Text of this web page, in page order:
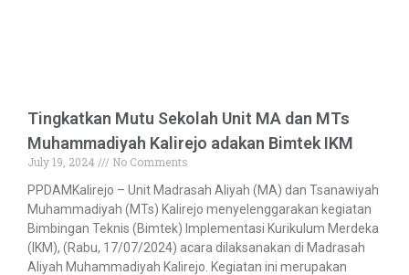
Tingkatkan Mutu Sekolah Unit MA dan MTs
Muhammadiyah Kalirejo adakan Bimtek IKM
July 19, 2024
No Comments
PPDAMKalirejo – Unit Madrasah Aliyah (MA) dan Tsanawiyah
Muhammadiyah (MTs) Kalirejo menyelenggarakan kegiatan
Bimbingan Teknis (Bimtek) Implementasi Kurikulum Merdeka
(IKM), (Rabu, 17/07/2024) acara dilaksanakan di Madrasah
Aliyah Muhammadiyah Kalirejo. Kegiatan ini merupakan